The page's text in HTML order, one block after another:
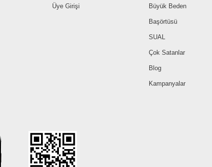
Üye Girişi Büyük Beden
Başörtüsü
SUAL
Çok Satanlar
Blog
Kampanyalar